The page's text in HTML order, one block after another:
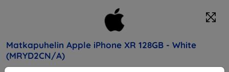
Matkapuhelin Apple iPhone XR 128GB - White
(MRYD2CN/A)